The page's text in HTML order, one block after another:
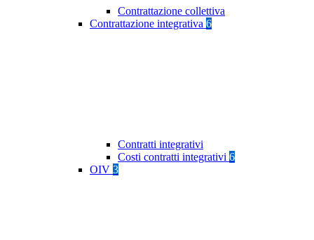
Contrattazione collettiva
Contrattazione integrativa 6
Contratti integrativi
Costi contratti integrativi 6
OIV 3